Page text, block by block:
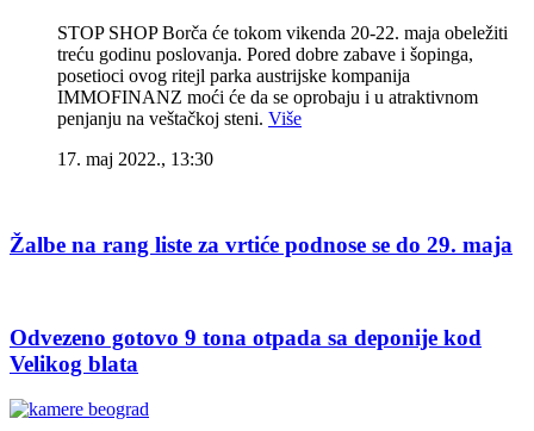
STOP SHOP Borča će tokom vikenda 20-22. maja obeležiti
treću godinu poslovanja. Pored dobre zabave i šopinga,
posetioci ovog ritejl parka austrijske kompanija
IMMOFINANZ moći će da se oprobaju i u atraktivnom
penjanju na veštačkoj steni. Više
17. maj 2022., 13:30
Žalbe na rang liste za vrtiće podnose se do 29. maja
Odvezeno gotovo 9 tona otpada sa deponije kod
Velikog blata